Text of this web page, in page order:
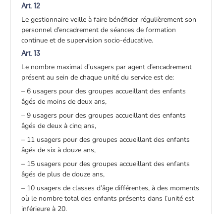
Art. 12
Le gestionnaire veille à faire bénéficier régulièrement son
personnel d’encadrement de séances de formation
continue et de supervision socio-éducative.
Art. 13
Le nombre maximal d’usagers par agent d’encadrement
présent au sein de chaque unité du service est de:
– 6 usagers pour des groupes accueillant des enfants
âgés de moins de deux ans,
– 9 usagers pour des groupes accueillant des enfants
âgés de deux à cinq ans,
– 11 usagers pour des groupes accueillant des enfants
âgés de six à douze ans,
– 15 usagers pour des groupes accueillant des enfants
âgés de plus de douze ans,
– 10 usagers de classes d’âge différentes, à des moments
où le nombre total des enfants présents dans l’unité est
inférieure à 20.